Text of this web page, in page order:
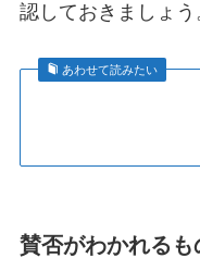
認しておきましょう
あわせて読みたい
賛否がわかれる